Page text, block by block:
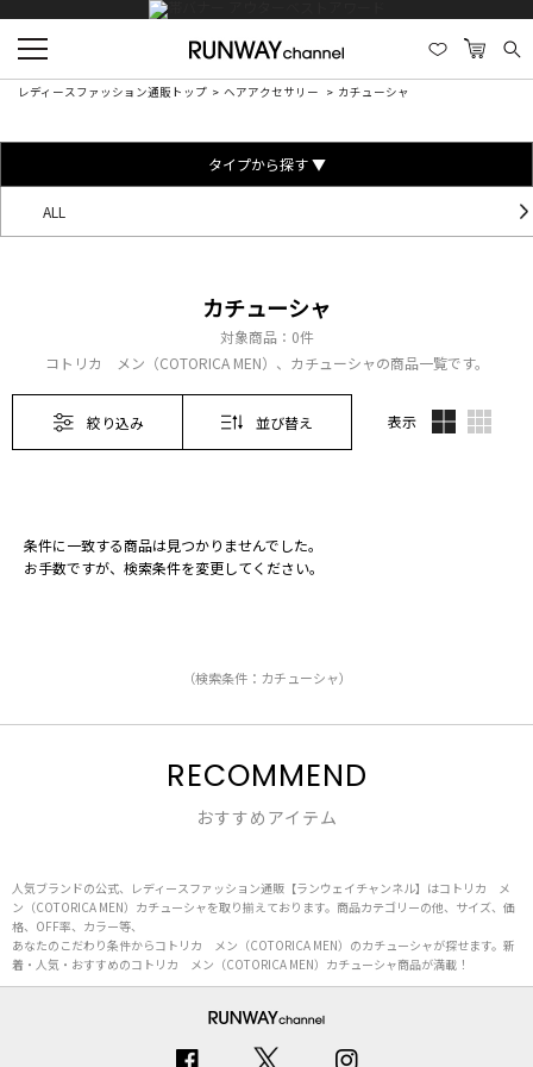
レディースファッション通販トップ ヘアアクセサリー カチューシャ
タイプから探す ▼
ALL
カチューシャ
対象商品： 0件
コトリカ メン（COTORICA MEN）、カチューシャの商品一覧です。
絞り込み 並び替え 表示
条件に一致する商品は見つかりませんでした。
お手数ですが、検索条件を変更してください。
（検索条件：カチューシャ）
RECOMMEND
おすすめアイテム
人気ブランドの公式、レディースファッション通販【ランウェイチャンネル】はコトリカ メ
ン（COTORICA MEN）カチューシャを取り揃えております。商品カテゴリーの他、サイズ、価
格、OFF率、カラー等、
あなたのこだわり条件からコトリカ メン（COTORICA MEN）のカチューシャが探せます。新
着・人気・おすすめのコトリカ メン（COTORICA MEN）カチューシャ商品が満載！